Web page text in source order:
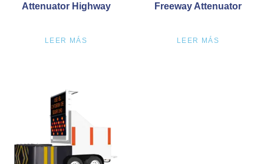
Attenuator Highway
LEER MÁS
Freeway Attenuator
LEER MÁS